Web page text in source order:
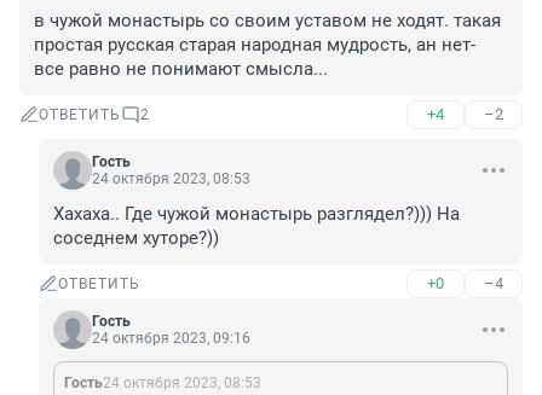
в чужой монастырь со своим уставом не ходят. такая
простая русская старая народная мудрость, ан нет-
все равно не понимают смысла...
ОТВЕТИТЬ 2 +4 –2
Гость
24 октября 2023, 08:53
Хахаха.. Где чужой монастырь разглядел?))) На
соседнем хуторе?))
ОТВЕТИТЬ +0 –4
Гость
24 октября 2023, 09:16
Гость24 октября 2023, 08:53